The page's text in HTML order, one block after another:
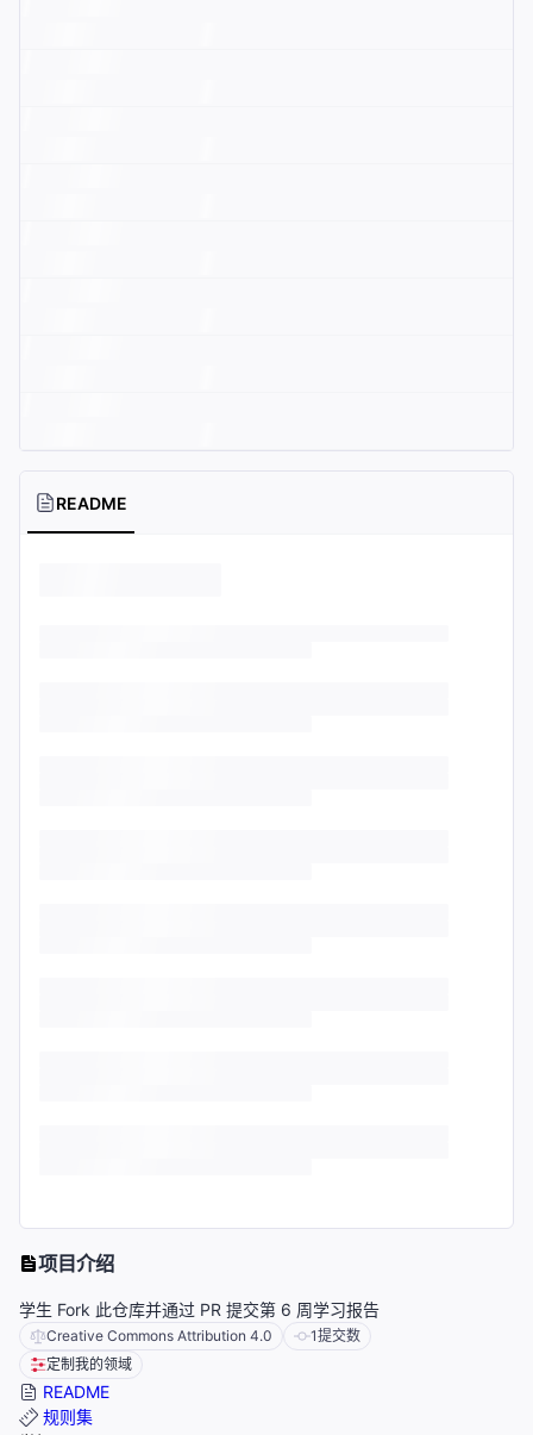
README
项目介绍
学生 Fork 此仓库并通过 PR 提交第 6 周学习报告
Creative Commons Attribution 4.0 1提交数
定制我的领域
README
规则集